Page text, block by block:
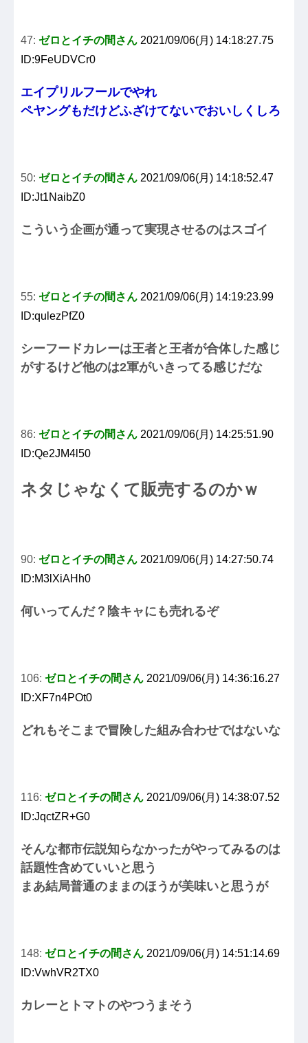
47: ゼロとイチの間さん 2021/09/06(月) 14:18:27.75
ID:9FeUDVCr0
エイプリルフールでやれ
ペヤングもだけどふざけてないでおいしくしろ
50: ゼロとイチの間さん 2021/09/06(月) 14:18:52.47
ID:Jt1NaibZ0
こういう企画が通って実現させるのはスゴイ
55: ゼロとイチの間さん 2021/09/06(月) 14:19:23.99
ID:qulezPfZ0
シーフードカレーは王者と王者が合体した感じ
がするけど他のは2軍がいきってる感じだな
86: ゼロとイチの間さん 2021/09/06(月) 14:25:51.90
ID:Qe2JM4l50
ネタじゃなくて販売するのかｗ
90: ゼロとイチの間さん 2021/09/06(月) 14:27:50.74
ID:M3lXiAHh0
何いってんだ？陰キャにも売れるぞ
106: ゼロとイチの間さん 2021/09/06(月) 14:36:16.27
ID:XF7n4POt0
どれもそこまで冒険した組み合わせではないな
116: ゼロとイチの間さん 2021/09/06(月) 14:38:07.52
ID:JqctZR+G0
そんな都市伝説知らなかったがやってみるのは
話題性含めていいと思う
まあ結局普通のままのほうが美味いと思うが
148: ゼロとイチの間さん 2021/09/06(月) 14:51:14.69
ID:VwhVR2TX0
カレーとトマトのやつうまそう